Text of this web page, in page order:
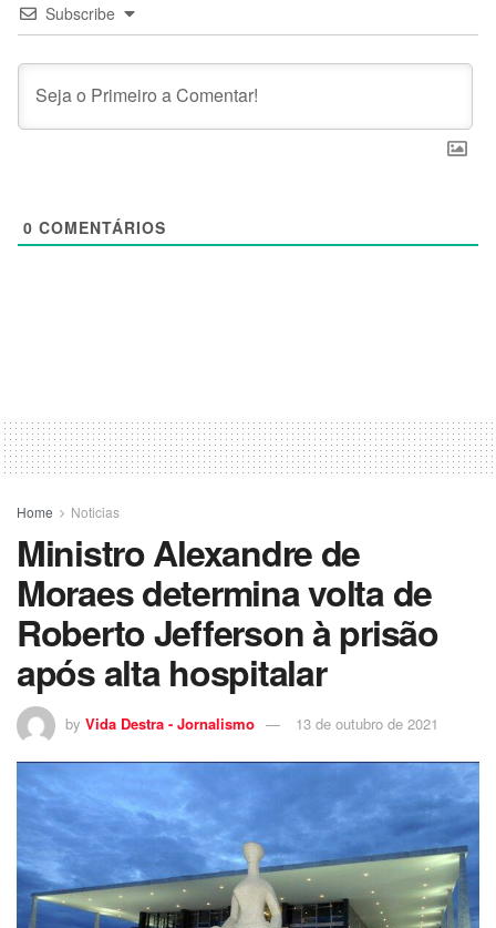
Subscribe
0 COMENTÁRIOS
Home Noticias
Ministro Alexandre de
Moraes determina volta de
Roberto Jefferson à prisão
após alta hospitalar
by Vida Destra - Jornalismo 13 de outubro de 2021